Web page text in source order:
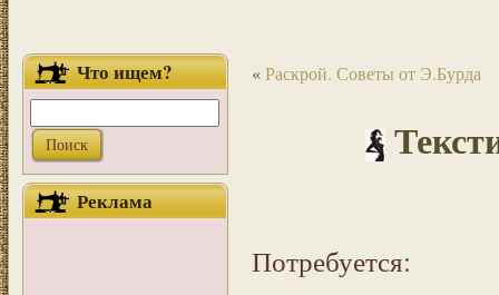
Что ищем?
Реклама
«Раскрой. Советы от Э.Бурда
Потребуется: